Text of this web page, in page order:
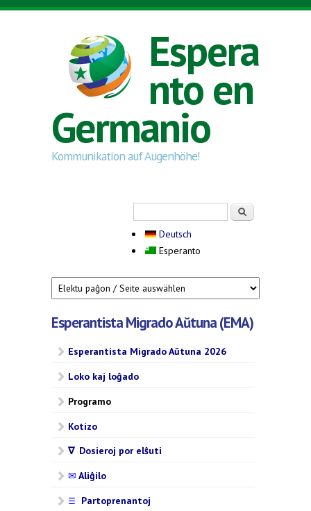
Skip to main content
Espera
nto en
Germanio
Kommunikation auf Augenhöhe!
Deutsch
Esperanto
Esperantista Migrado Aŭtuna (EMA)
Esperantista Migrado Aŭtuna 2026
Loko kaj loĝado
Programo
Kotizo
∇ Dosieroj por elŝuti
✉ Aliĝilo
☰ Partoprenantoj